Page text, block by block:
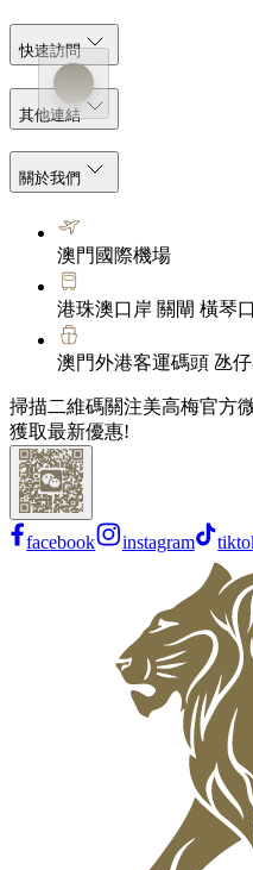
快速訪問
其他連結
關於我們
澳門國際機場
港珠澳口岸 關閘 橫琴
澳門外港客運碼頭 氹
掃描二維碼關注美高梅官方
獲取最新優惠!
facebook instagram